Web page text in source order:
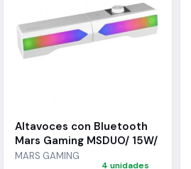
Altavoces con Bluetooth
Mars Gaming MSDUO/ 15W/
2.0/ Blancos
MARS GAMING
4 unidades